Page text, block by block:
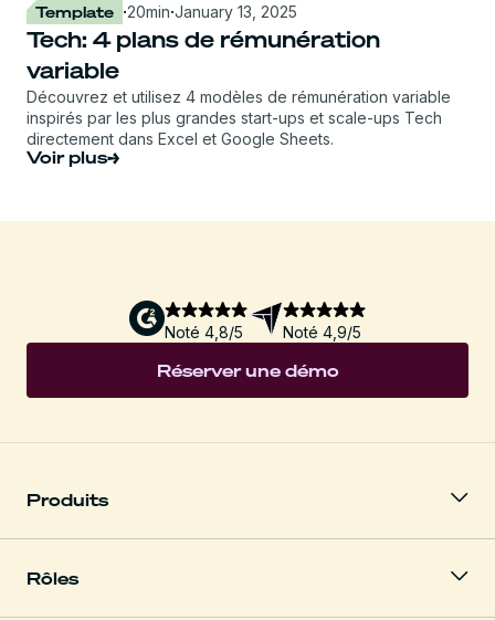
Template ·20min·January 13, 2025
Tech: 4 plans de rémunération
variable
Découvrez et utilisez 4 modèles de rémunération variable
inspirés par les plus grandes start-ups et scale-ups Tech
directement dans Excel et Google Sheets.
Voir plus
Noté 4,8/5 Noté 4,9/5
Réserver une démo
Produits
Rôles